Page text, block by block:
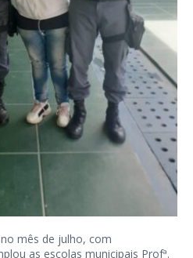
mês de julho, com
as escolas municipais Profª.